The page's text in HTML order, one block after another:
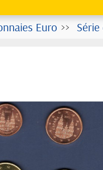
Euro